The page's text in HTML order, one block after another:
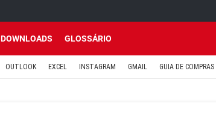
DOWNLOADS GLOSSÁRIO
OUTLOOK EXCEL INSTAGRAM GMAIL GUIA DE COMPRAS